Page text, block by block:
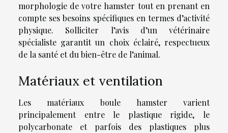
morphologie de votre hamster tout en prenant en
compte ses besoins spécifiques en termes d’activité
physique. Solliciter l’avis d’un vétérinaire
spécialiste garantit un choix éclairé, respectueux
de la santé et du bien-être de l’animal.
Matériaux et ventilation
Les matériaux boule hamster varient
principalement entre le plastique rigide, le
polycarbonate et parfois des plastiques plus